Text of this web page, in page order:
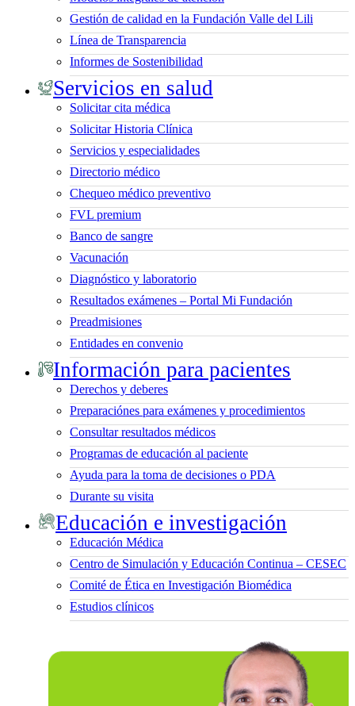
Gestión de calidad en la Fundación Valle del Lili
Línea de Transparencia
Informes de Sostenibilidad
Servicios en salud
Solicitar cita médica
Solicitar Historia Clínica
Servicios y especialidades
Directorio médico
Chequeo médico preventivo
FVL premium
Banco de sangre
Vacunación
Diagnóstico y laboratorio
Resultados exámenes – Portal Mi Fundación
Preadmisiones
Entidades en convenio
Información para pacientes
Derechos y deberes
Preparaciónes para exámenes y procedimientos
Consultar resultados médicos
Programas de educación al paciente
Ayuda para la toma de decisiones o PDA
Durante su visita
Educación e investigación
Educación Médica
Centro de Simulación y Educación Continua – CESEC
Comité de Ética en Investigación Biomédica
Estudios clínicos